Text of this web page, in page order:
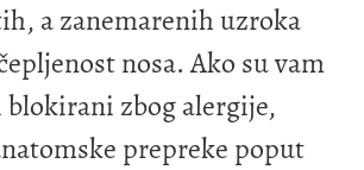
a zanemarenih uzroka
nosa. Ako su vam
zbog alergije,
prepreke poput